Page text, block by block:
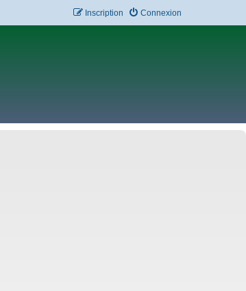
Connexion
Inscription